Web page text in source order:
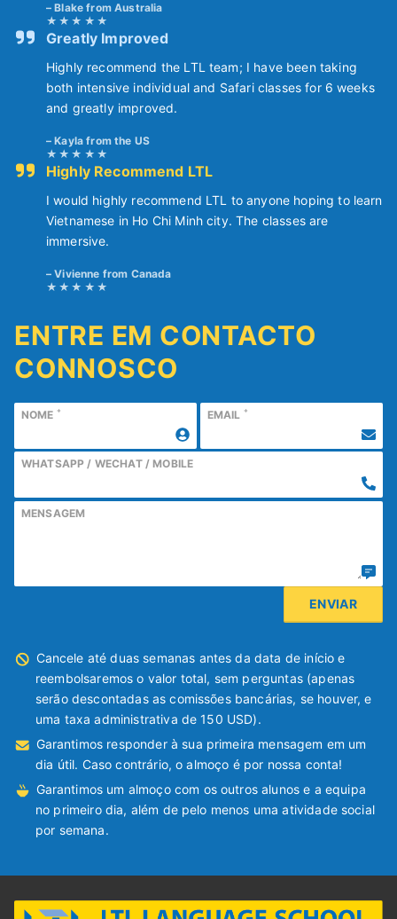
Blake from Australia
Greatly Improved
Highly recommend the LTL team; I have been taking
both intensive individual and Safari classes for 6 weeks
and greatly improved.
Kayla from the US
Highly Recommend LTL
I would highly recommend LTL to anyone hoping to learn
Vietnamese in Ho Chi Minh city. The classes are
immersive.
Vivienne from Canada
ENTRE EM CONTACTO
CONNOSCO
NOME * EMAIL *
WHATSAPP / WECHAT / MOBILE
MENSAGEM
Cancele até duas semanas antes da data de início e
reembolsaremos o valor total, sem perguntas (apenas
serão descontadas as comissões bancárias, se houver, e
uma taxa administrativa de 150 USD).
Garantimos responder à sua primeira mensagem em um
dia útil. Caso contrário, o almoço é por nossa conta!
Garantimos um almoço com os outros alunos e a equipa
no primeiro dia, além de pelo menos uma atividade social
por semana.